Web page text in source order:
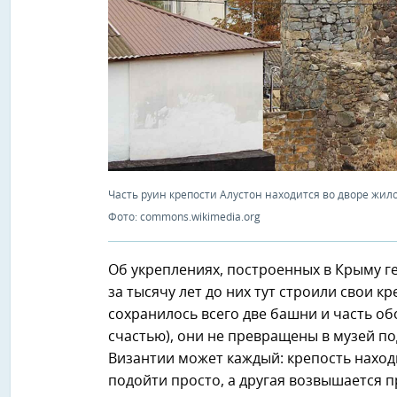
Часть руин крепости Алустон находится во дворе
Фото: commons.wikimedia.org
Об укреплениях, построенных в Крыму
за тысячу лет до них тут строили свои
сохранилось всего две башни и часть
счастью), они не превращены в музей
Византии может каждый: крепость
подойти просто, а другая возвышается